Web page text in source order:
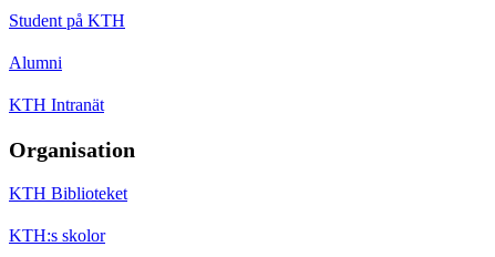
Student på KTH
Alumni
KTH Intranät
Organisation
KTH Biblioteket
KTH:s skolor